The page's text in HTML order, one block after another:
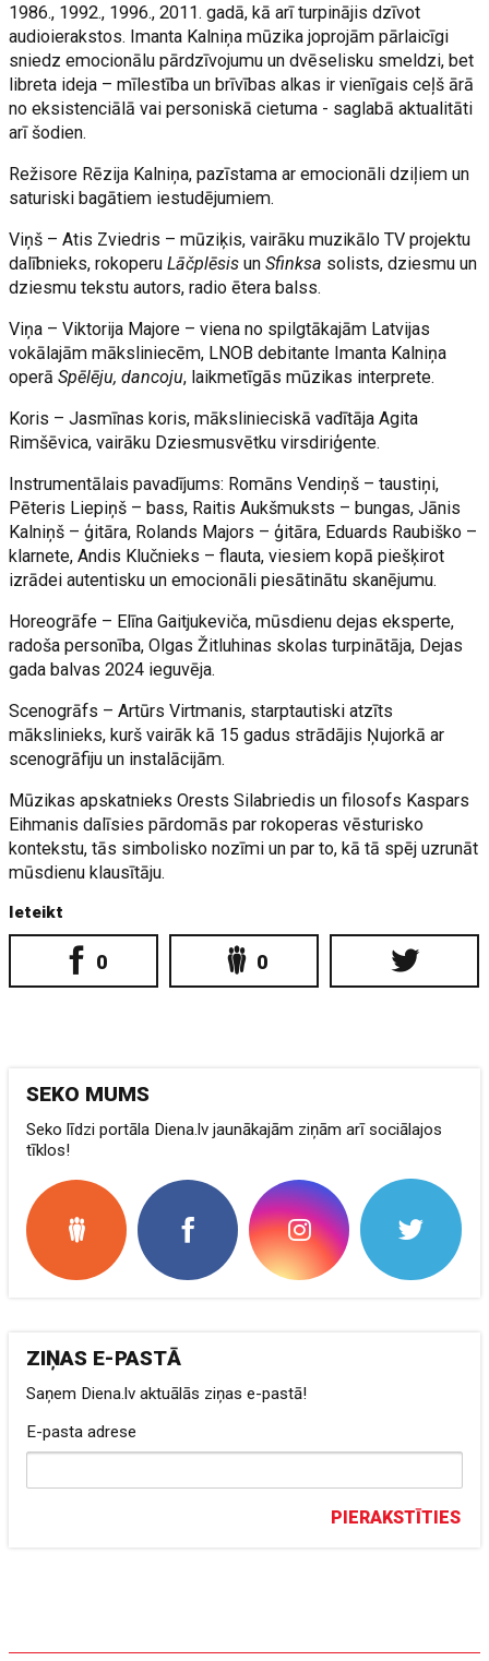
1986., 1992., 1996., 2011. gadā, kā arī turpinājis dzīvot
audioierakstos. Imanta Kalniņa mūzika joprojām pārlaicīgi
sniedz emocionālu pārdzīvojumu un dvēselisku smeldzi, bet
libreta ideja – mīlestība un brīvības alkas ir vienīgais ceļš ārā
no eksistenciālā vai personiskā cietuma - saglabā aktualitāti
arī šodien.
Režisore Rēzija Kalniņa, pazīstama ar emocionāli dziļiem un
saturiski bagātiem iestudējumiem.
Viņš – Atis Zviedris – mūziķis, vairāku muzikālo TV projektu
dalībnieks, rokoperuLāčplēsisunSfinksa solists, dziesmu un
dziesmu tekstu autors, radio ētera balss.
Viņa – Viktorija Majore – viena no spilgtākajām Latvijas
vokālajām māksliniecēm, LNOB debitante Imanta Kalniņa
operā Spēlēju, dancoju, laikmetīgās mūzikas interprete.
Koris – Jasmīnas koris, mākslinieciskā vadītāja Agita
Rimšēvica, vairāku Dziesmusvētku virsdiriģente.
Instrumentālais pavadījums: Romāns Vendiņš – taustiņi,
Pēteris Liepiņš – bass, Raitis Aukšmuksts – bungas, Jānis
Kalniņš – ģitāra, Rolands Majors – ģitāra, Eduards Raubiško –
klarnete, Andis Klučnieks – flauta, viesiem kopā piešķirot
izrādei autentisku un emocionāli piesātinātu skanējumu.
Horeogrāfe – Elīna Gaitjukeviča, mūsdienu dejas eksperte,
radoša personība, Olgas Žitluhinas skolas turpinātāja, Dejas
gada balvas 2024 ieguvēja.
Scenogrāfs – Artūrs Virtmanis, starptautiski atzīts
mākslinieks, kurš vairāk kā 15 gadus strādājis Ņujorkā ar
scenogrāfiju un instalācijām.
Mūzikas apskatnieks Orests Silabriedis un filosofs Kaspars
Eihmanis dalīsies pārdomās par rokoperas vēsturisko
kontekstu, tās simbolisko nozīmi un par to, kā tā spēj uzrunāt
mūsdienu klausītāju.
Ieteikt
0 0
SEKO MUMS
Seko līdzi portāla Diena.lv jaunākajām ziņām arī sociālajos
tīklos!
ZIŅAS E-PASTĀ
Saņem Diena.lv aktuālās ziņas e-pastā!
E-pasta adrese
PIERAKSTĪTIES